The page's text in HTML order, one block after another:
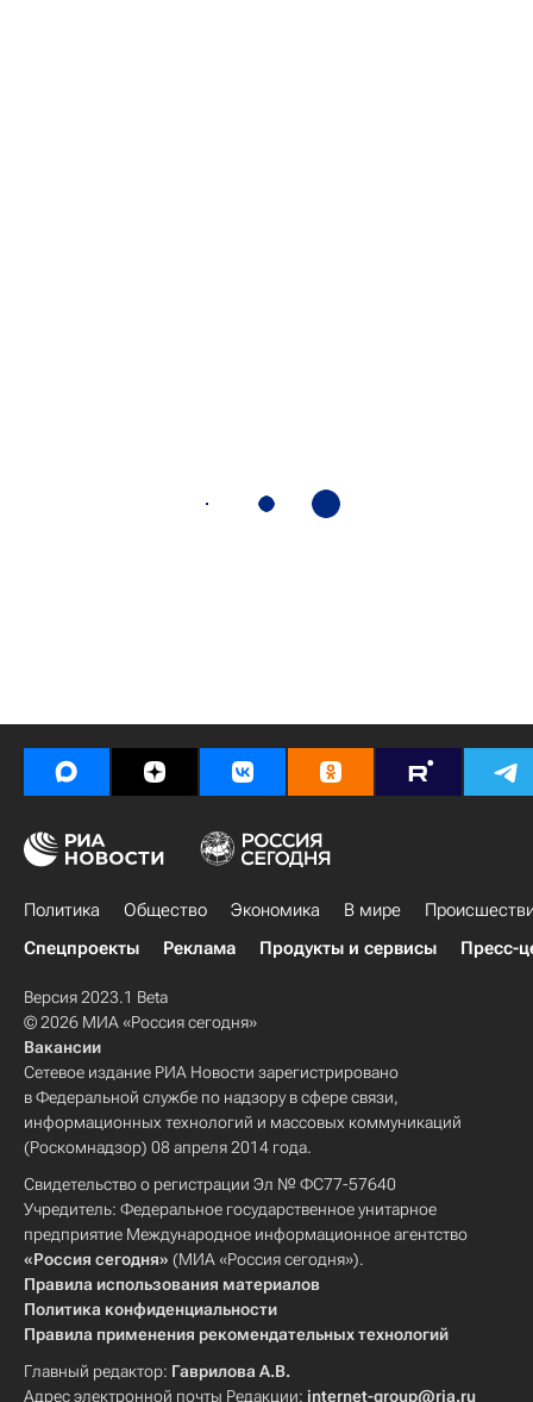
Политика Общество Экономика В мире
Спецпроекты
Реклама Продукты и сервисы Пресс-
Версия 2023.1 Beta
© 2026 МИА «Россия сегодня»
Вакансии
Сетевое издание РИА Новости зарегистрировано
в Федеральной службе по надзору в сфере связи,
информационных технологий и массовых коммуникаций
(Роскомнадзор) 08 апреля 2014 года.
Свидетельство о регистрации Эл № ФС77-57640
Учредитель: Федеральное государственное унитарное
предприятие Международное информационное агентство
«Россия сегодня» (МИА «Россия сегодня»).
Правила использования материалов
Политика конфиденциальности
Правила применения рекомендательных технологий
Главный редактор: Гаврилова А.В.
Адрес электронной почты Редакции: internet-group@ria.ru